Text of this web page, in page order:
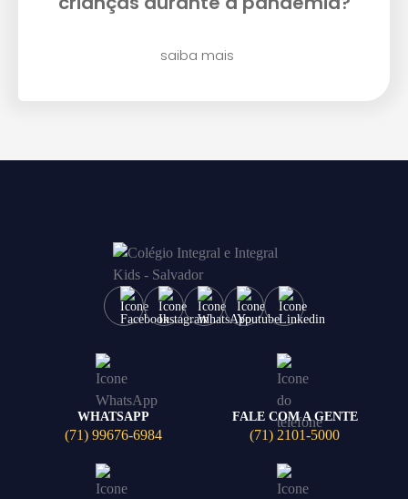
saiba mais
WHATSAPP
(71) 99676-6984
FALE COM A GENTE
(71) 2101-5000